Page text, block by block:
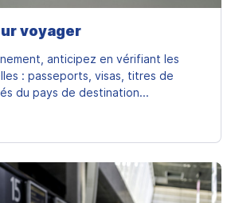
voyager
anticipez en vérifiant les
: passeports, visas, titres de
du pays de destination...